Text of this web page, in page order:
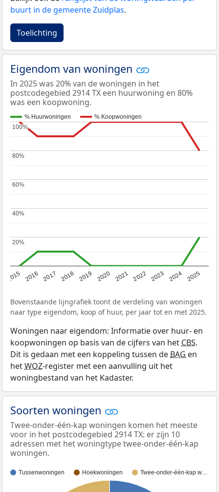
buurt in de gemeente Zuidplas.
Toelichting
Eigendom van woningen
In 2025 was 20% van de woningen in het
postcodegebied 2914 TX een huurwoning en 80%
was een koopwoning.
% Huurwoningen % Koopwoningen
2015 2016 2017 2018 2019 2020 2021 2022 2023 2024 2025
20%
20%
40%
40%
60%
60%
80%
80%
100%
100%
Bovenstaande lijngrafiek toont de verdeling van woningen
naar type eigendom, koop of huur, per jaar tot en met 2025.
Woningen naar eigendom: Informatie over huur- en
koopwoningen op basis van de cijfers van het CBS.
Dit is gedaan met een koppeling tussen de BAG en
hetWOZ-register met een aanvulling uit het
woningbestand van het Kadaster.
Soorten woningen
Twee-onder-één-kap woningen komen het meeste
voor in het postcodegebied 2914 TX: er zijn 10
adressen met het woningtype twee-onder-één-kap
woningen.
Tussenwoningen Hoekwoningen Twee-onder-één-kap w…